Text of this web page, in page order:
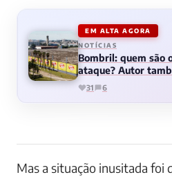
EM ALTA AGORA
NOTÍCIAS
Bombril: quem são
ataque? Autor
31 6
Mas a situação inusitada foi